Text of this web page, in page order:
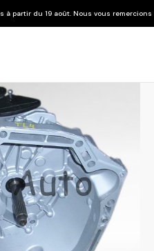
vous remercions de votre